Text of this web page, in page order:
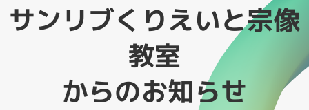
サンリブくりえいと宗像
教室
からのお知らせ